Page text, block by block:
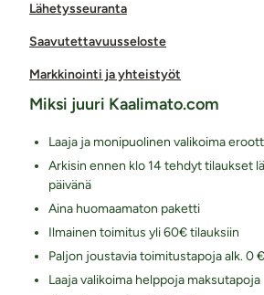
Lähetysseuranta
Saavutettavuusseloste
Markkinointi ja yhteistyöt
Miksi juuri Kaalimato.com
Laaja ja monipuolinen valikoima
Arkisin ennen klo 14 tehdyt tilaukset
päivänä
Aina huomaamaton paketti
Ilmainen toimitus yli 60€ tilauksiin
Paljon joustavia toimitustapoja alk. 0 €
Laaja valikoima helppoja maksutapoja